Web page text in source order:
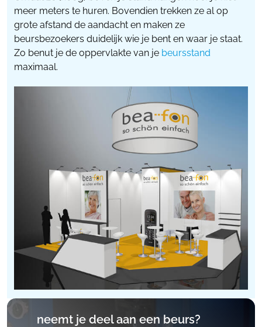
meer meters te huren. Bovendien trekken ze al op
grote afstand de aandacht en maken ze
beursbezoekers duidelijk wie je bent en waar je staat.
Zo benut je de oppervlakte van je beursstand
maximaal.
neemt je deel aan een beurs?